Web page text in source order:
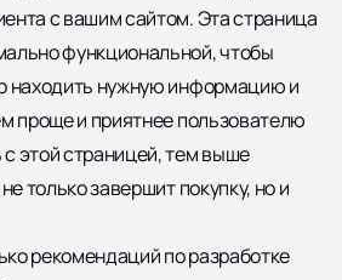
с вашим сайтом. Эта страница
функциональной, чтобы
находить нужную информацию и
проще и приятнее пользователю
этой страницей, тем выше
только завершит покупку, но и
рекомендаций по разработке